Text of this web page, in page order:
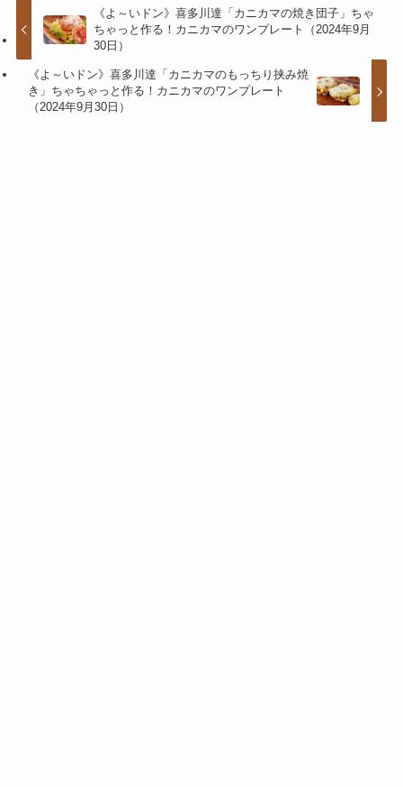
《よ～いドン》喜多川達「カニカマの焼き団子」ちゃ
ちゃっと作る！カニカマのワンプレート（2024年9月
30日）
《よ～いドン》喜多川達「カニカマのもっちり挟み焼
き」ちゃちゃっと作る！カニカマのワンプレート
（2024年9月30日）